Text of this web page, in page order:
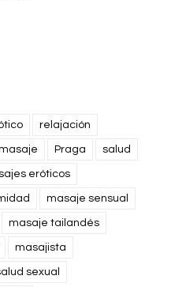
relajación
Praga salud
eróticos
masaje sensual
masaje tailandés
masajista
sexual